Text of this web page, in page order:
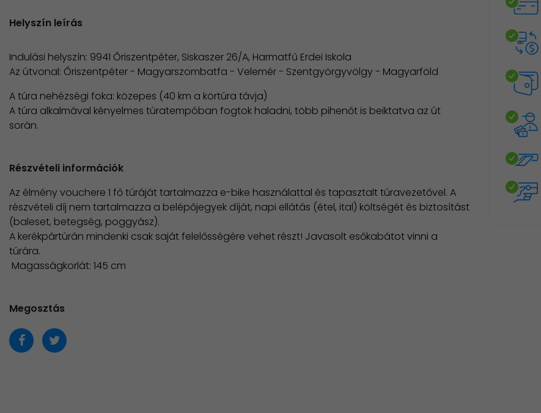
Helyszín leírás
Indulási helyszín: 9941 Őriszentpéter, Siskaszer 26/A, Harmatfű Erdei Iskola
Az útvonal: Őriszentpéter - Magyarszombatfa - Velemér - Szentgyörgyvölgy - Magyarföld
A túra nehézségi foka: közepes (40 km a körtúra távja)
A túra alkalmával kényelmes túratempóban fogtok haladni, több pihenőt is beiktatva az út
során.
Részvételi információk
Az élmény vouchere 1 fő túráját tartalmazza e-bike használattal és tapasztalt túravezetővel. A
részvételi díj nem tartalmazza a belépőjegyek díját, napi ellátás (étel, ital) költségét és biztosítást
(baleset, betegség, poggyász).
A kerékpártúrán mindenki csak saját felelősségére vehet részt! Javasolt esőkabátot vinni a
túrára.
​ Magasságkorlát: 145 cm
Megosztás